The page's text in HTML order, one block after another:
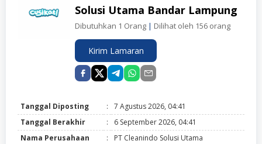
Solusi Utama Bandar Lampung
Dibutuhkan 1 Orang | Dilihat oleh 156 orang
Kirim Lamaran
Tanggal Diposting :
7 Agustus 2026, 04:41
Tanggal Berakhir
:
6 September 2026, 04:41
Nama Perusahaan
:
PT Cleanindo Solusi Utama